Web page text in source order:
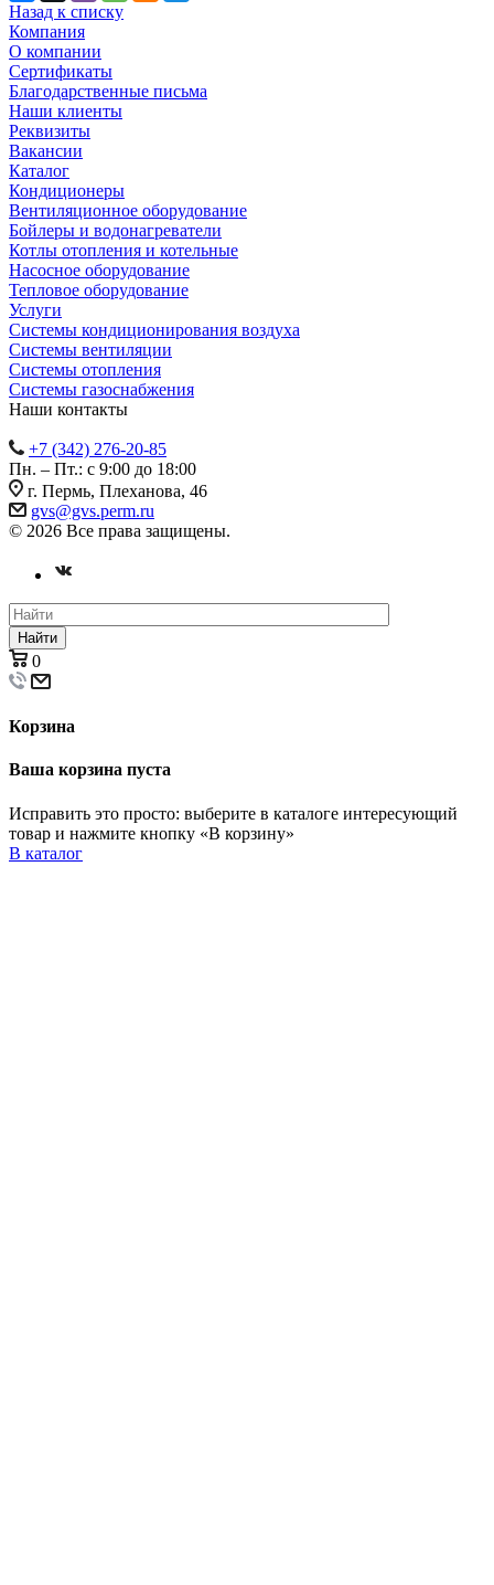
Назад к списку
Компания
О компании
Сертификаты
Благодарственные письма
Наши клиенты
Реквизиты
Вакансии
Каталог
Кондиционеры
Вентиляционное оборудование
Бойлеры и водонагреватели
Котлы отопления и котельные
Насосное оборудование
Тепловое оборудование
Услуги
Системы кондиционирования воздуха
Системы вентиляции
Системы отопления
Системы газоснабжения
Наши контакты
+7 (342) 276-20-85
Пн. – Пт.: с 9:00 до 18:00
г. Пермь, Плеханова, 46
gvs@gvs.perm.ru
© 2026 Все права защищены.
Найти
0
Корзина
Ваша корзина пуста
Исправить это просто: выберите в каталоге интересующий
товар и нажмите кнопку «В корзину»
В каталог